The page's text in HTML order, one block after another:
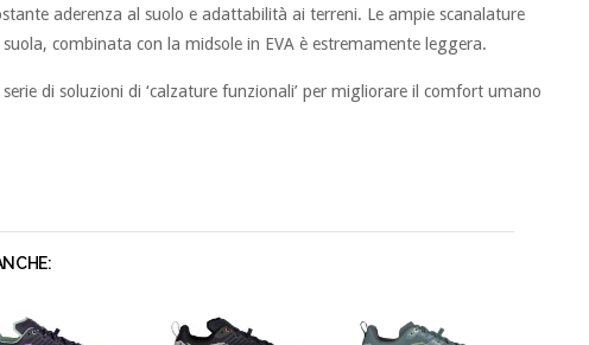
aderenza al suolo e adattabilità ai terreni. Le ampie scanalature
combinata con la midsole in EVA è estremamente leggera.
di soluzioni di ‘calzature funzionali’ per migliorare il comfort umano